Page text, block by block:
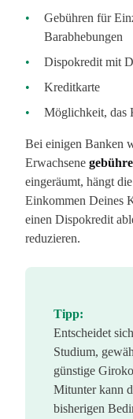
Gebühren für
Barabhebungen
Dispokredit mit
Kreditkarte
Möglichkeit, das
Bei einigen Banken
Erwachsene
eingeräumt, hängt
Einkommen Deines
einen Dispokredit
reduzieren.
Tipp:
Entscheidet
Studium,
günstige
Mitunter kann
bisherigen